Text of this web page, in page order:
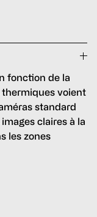
fonction de la
thermiques voient
standard
claires à la
les zones